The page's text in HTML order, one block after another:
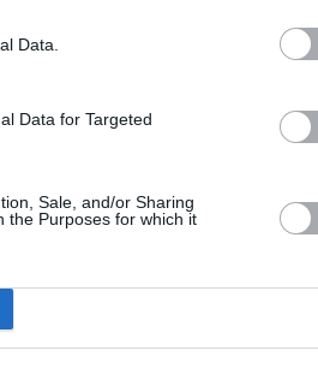
Data.
Data for Targeted
Sale, and/or Sharing
the Purposes for which it